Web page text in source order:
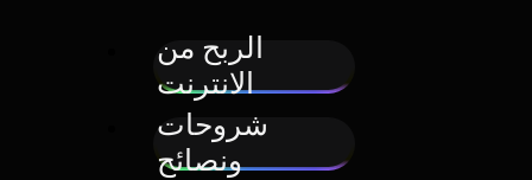
الربح من
الانترنت
شروحات
ونصائح